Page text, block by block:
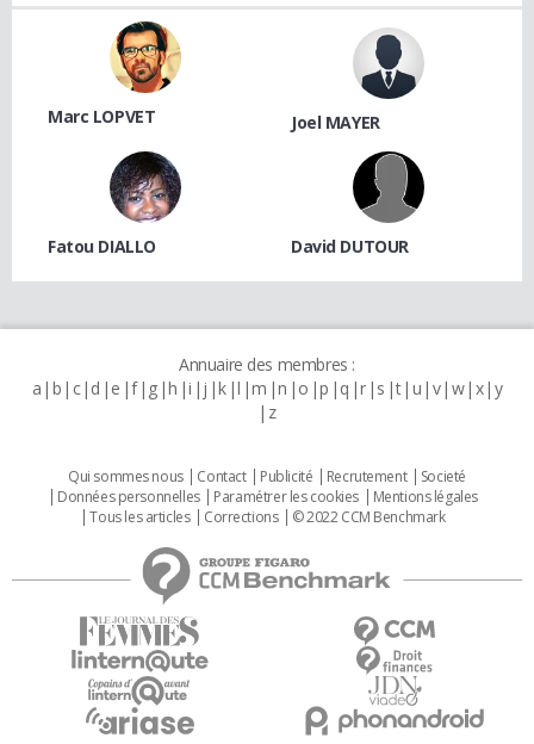
Marc LOPVET Joel MAYER
Fatou DIALLO David DUTOUR
Annuaire des membres :
a b c d e f g h i j k l m n o p q r s t u v w x y
z
Qui sommes nous Contact Publicité Recrutement
Societé
Données personnelles
Paramétrer les cookies
Mentions légales
Tous les articles
Corrections © 2022 CCM Benchmark